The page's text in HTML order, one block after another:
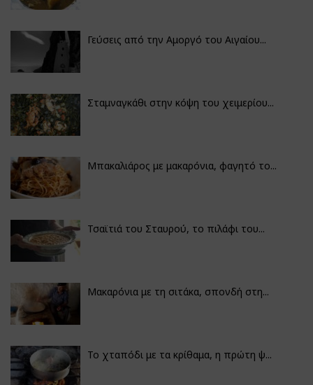
Γεύσεις από την Αμοργό του Αιγαίου...
Σταμναγκάθι στην κόψη του χειμερίου...
Μπακαλιάρος με μακαρόνια, φαγητό το...
Τσαϊτιά του Σταυρού, το πιλάφι του...
Μακαρόνια με τη σιτάκα, σπονδή στη...
Το χταπόδι με τα κρίθαμα, η πρώτη ψ...